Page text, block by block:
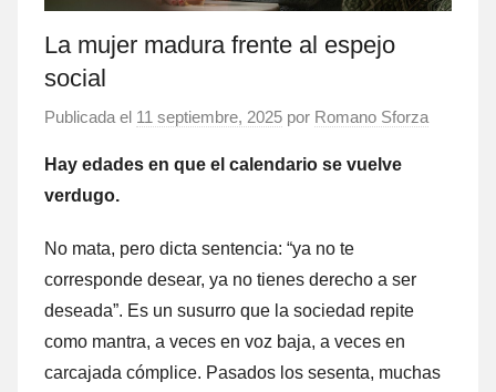
La mujer madura frente al espejo
social
Publicada el 11 septiembre, 2025 por Romano Sforza
Hay edades en que el calendario se vuelve
verdugo.
No mata, pero dicta sentencia: “ya no te
corresponde desear, ya no tienes derecho a ser
deseada”. Es un susurro que la sociedad repite
como mantra, a veces en voz baja, a veces en
carcajada cómplice. Pasados los sesenta, muchas